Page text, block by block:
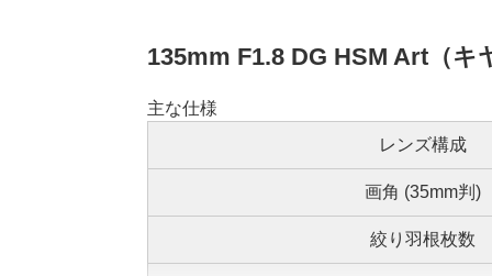
135mm F1.8 DG HSM Art（キ
主な仕様
レンズ構成
画角 (35mm判)
絞り羽根枚数